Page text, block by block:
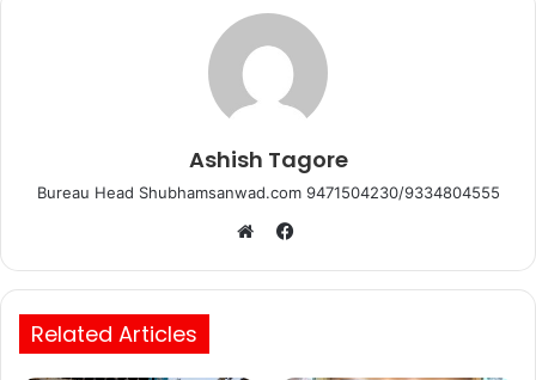
Ashish Tagore
Bureau Head Shubhamsanwad.com 9471504230/9334804555
Facebook
Related Articles